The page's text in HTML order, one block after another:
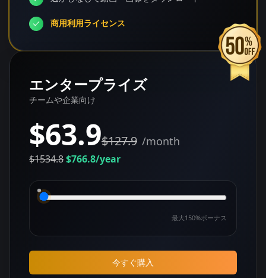
商用利用ライセンス
エンタープライズ
チームや企業向け
$63.9$127.9 /month
$1534.8$766.8/year
最大150%ボーナス
今すぐ購入